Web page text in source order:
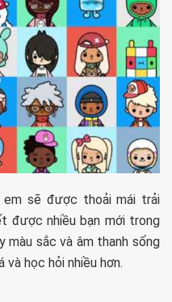
sẽ được thoải mái trải
được nhiều bạn mới trong
màu sắc và âm thanh sống
học hỏi nhiều hơn.